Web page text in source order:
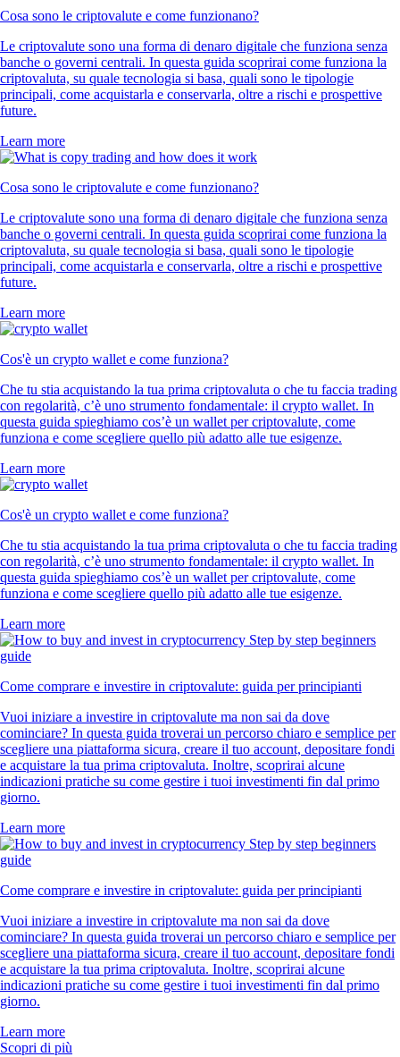
Cosa sono le criptovalute e come funzionano?
Le criptovalute sono una forma di denaro digitale che funziona senza
banche o governi centrali. In questa guida scoprirai come funziona la
criptovaluta, su quale tecnologia si basa, quali sono le tipologie
principali, come acquistarla e conservarla, oltre a rischi e prospettive
future.
Learn more
Cosa sono le criptovalute e come funzionano?
Le criptovalute sono una forma di denaro digitale che funziona senza
banche o governi centrali. In questa guida scoprirai come funziona la
criptovaluta, su quale tecnologia si basa, quali sono le tipologie
principali, come acquistarla e conservarla, oltre a rischi e prospettive
future.
Learn more
Cos'è un crypto wallet e come funziona?
Che tu stia acquistando la tua prima criptovaluta o che tu faccia trading
con regolarità, c’è uno strumento fondamentale: il crypto wallet. In
questa guida spieghiamo cos’è un wallet per criptovalute, come
funziona e come scegliere quello più adatto alle tue esigenze.
Learn more
Cos'è un crypto wallet e come funziona?
Che tu stia acquistando la tua prima criptovaluta o che tu faccia trading
con regolarità, c’è uno strumento fondamentale: il crypto wallet. In
questa guida spieghiamo cos’è un wallet per criptovalute, come
funziona e come scegliere quello più adatto alle tue esigenze.
Learn more
Come comprare e investire in criptovalute: guida per principianti
Vuoi iniziare a investire in criptovalute ma non sai da dove
cominciare? In questa guida troverai un percorso chiaro e semplice per
scegliere una piattaforma sicura, creare il tuo account, depositare fondi
e acquistare la tua prima criptovaluta. Inoltre, scoprirai alcune
indicazioni pratiche su come gestire i tuoi investimenti fin dal primo
giorno.
Learn more
Come comprare e investire in criptovalute: guida per principianti
Vuoi iniziare a investire in criptovalute ma non sai da dove
cominciare? In questa guida troverai un percorso chiaro e semplice per
scegliere una piattaforma sicura, creare il tuo account, depositare fondi
e acquistare la tua prima criptovaluta. Inoltre, scoprirai alcune
indicazioni pratiche su come gestire i tuoi investimenti fin dal primo
giorno.
Learn more
Scopri di più